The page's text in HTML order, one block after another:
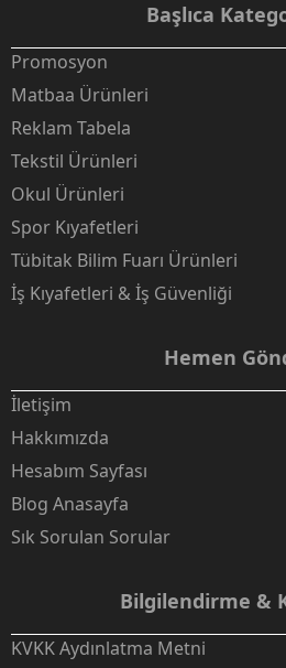
Başlıca
Promosyon
Matbaa Ürünleri
Reklam Tabela
Tekstil Ürünleri
Okul Ürünleri
Spor Kıyafetleri
Tübitak Bilim Fuarı Ürünleri
İş Kıyafetleri & İş Güvenliği
Hemen
İletişim
Hakkımızda
Hesabım Sayfası
Blog Anasayfa
Sık Sorulan Sorular
Bilgilendirme &
KVKK Aydınlatma Metni